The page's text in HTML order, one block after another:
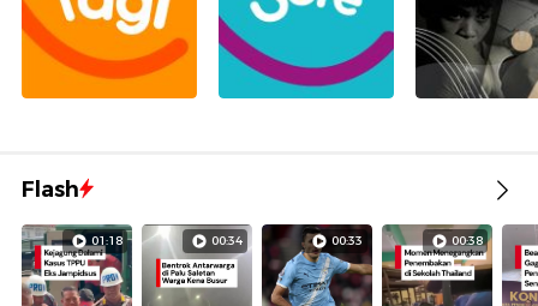
Flash
01:18 00:34 00:33 00:38